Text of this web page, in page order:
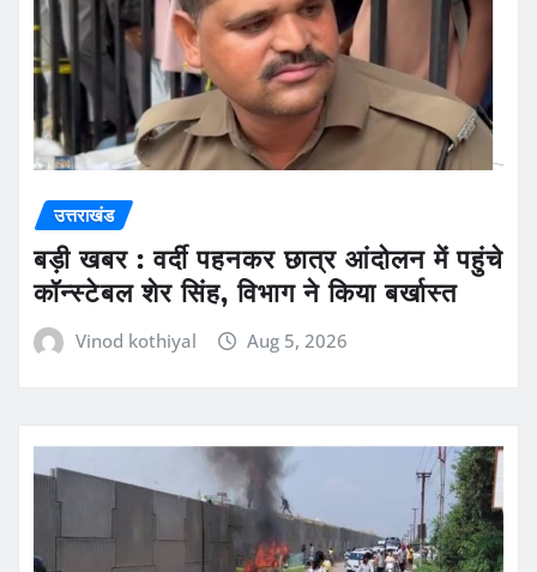
उत्तराखंड
बड़ी खबर : वर्दी पहनकर छात्र आंदोलन में पहुंचे
कॉन्स्टेबल शेर सिंह, विभाग ने किया बर्खास्त
Vinod kothiyal Aug 5, 2026